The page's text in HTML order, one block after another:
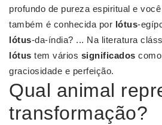
profundo de pureza espiritual e
também é conhecida por lótus-
lótus-da-índia? ... Na literatura
lótus tem vários significados
graciosidade e perfeição.
Qual animal
transformação?